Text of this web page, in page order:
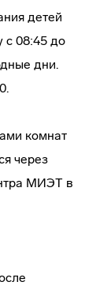
детей
с 08:45 до
дни.
комнат
через
МИЭТ в